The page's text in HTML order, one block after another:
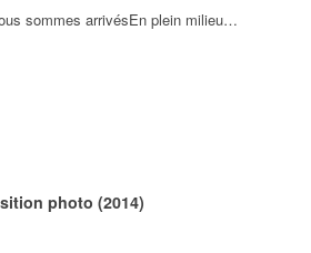
sommes arrivésEn plein milieu…
photo (2014)